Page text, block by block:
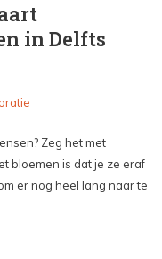
in Delfts
Zeg het met
bloemen is dat je ze eraf
er nog heel lang naar te